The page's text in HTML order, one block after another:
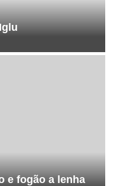
e fogão a lenha